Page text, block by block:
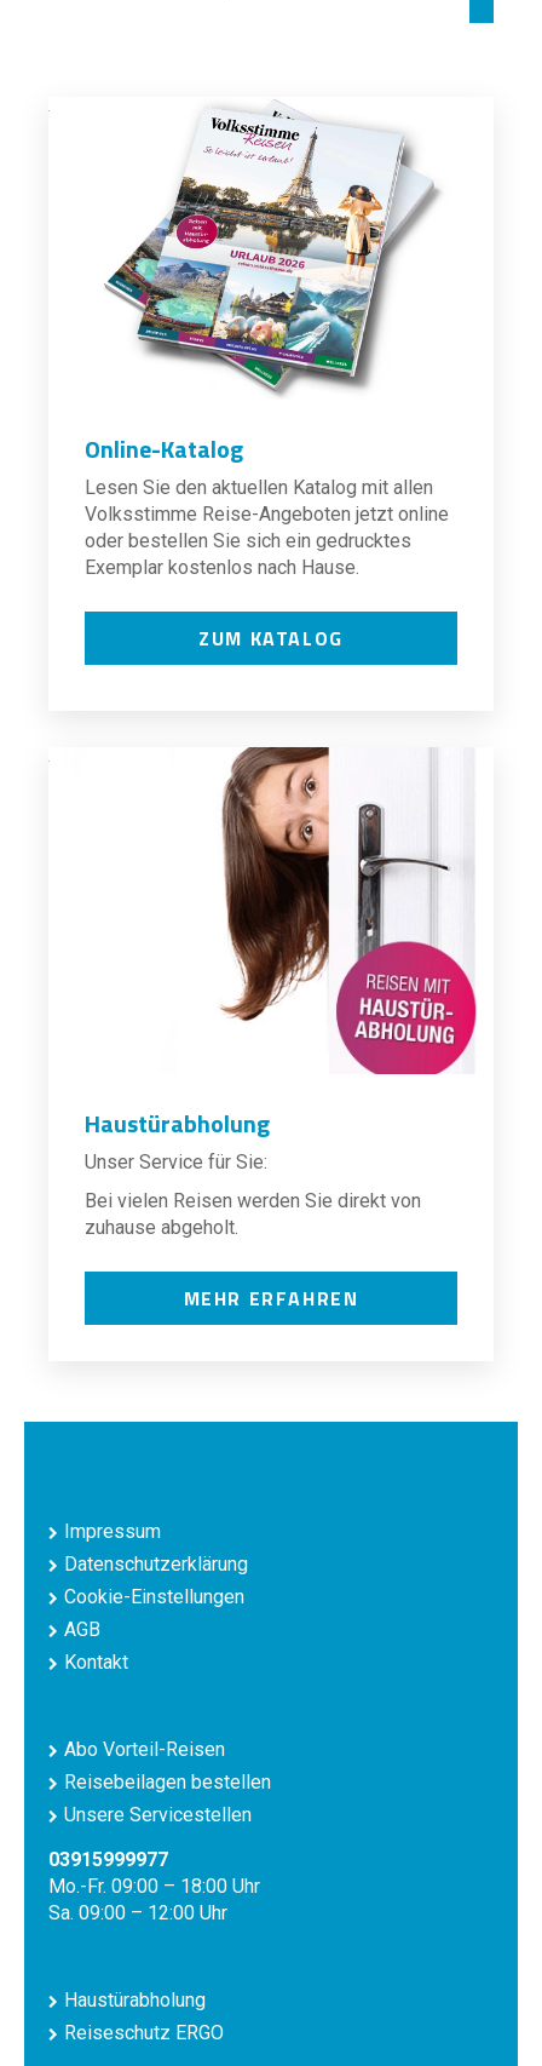
Online-Katalog
Lesen Sie den aktuellen Katalog mit allen
Volksstimme Reise-Angeboten jetzt online
oder bestellen Sie sich ein gedrucktes
Exemplar kostenlos nach Hause.
ZUM KATALOG
Haustürabholung
Unser Service für Sie:
Bei vielen Reisen werden Sie direkt von
zuhause abgeholt.
MEHR ERFAHREN
Impressum
Datenschutzerklärung
Cookie-Einstellungen
AGB
Kontakt
Abo Vorteil-Reisen
Reisebeilagen bestellen
Unsere Servicestellen
03915999977
Mo.-Fr. 09:00 – 18:00 Uhr
Sa. 09:00 – 12:00 Uhr
Haustürabholung
Reiseschutz ERGO